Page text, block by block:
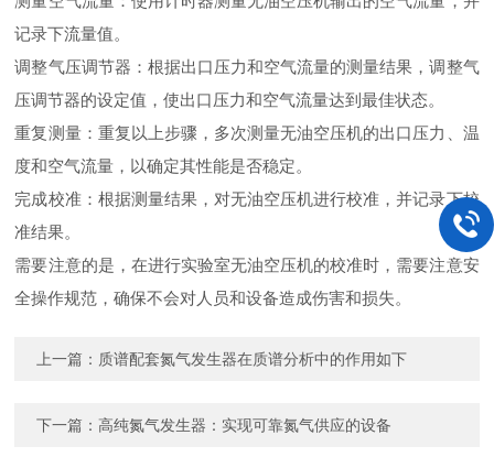
记录下流量值。
调整气压调节器：根据出口压力和空气流量的测量结果，调整气
压调节器的设定值，使出口压力和空气流量达到最佳状态。
重复测量：重复以上步骤，多次测量无油空压机的出口压力、温
度和空气流量，以确定其性能是否稳定。
完成校准：根据测量结果，对无油空压机进行校准，并记录下校
准结果。
需要注意的是，在进行实验室无油空压机的校准时，需要注意安
全操作规范，确保不会对人员和设备造成伤害和损失。
上一篇： 质谱配套氮气发生器在质谱分析中的作用如下
下一篇：高纯氮气发生器：实现可靠氮气供应的设备